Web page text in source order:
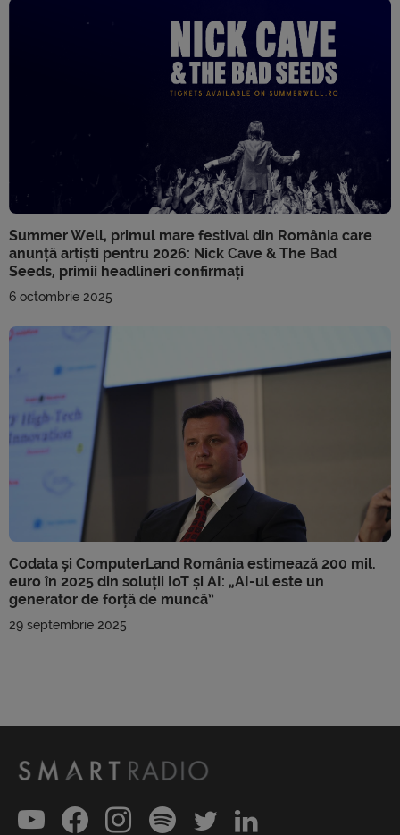
Summer Well, primul mare festival din România care
anunță artiști pentru 2026: Nick Cave & The Bad
Seeds, primii headlineri confirmați
6 octombrie 2025
Codata și ComputerLand România estimează 200 mil.
euro în 2025 din soluții IoT și AI: „AI-ul este un
generator de forță de muncă”
29 septembrie 2025